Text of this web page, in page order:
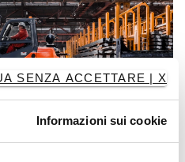
SENZA ACCETTARE | X
Informazioni sui cookie
posto, sempre!